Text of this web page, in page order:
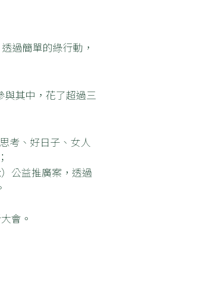
過簡單的綠行動，
與其中，花了超過三
考、好日子、女人
公益推廣案，透過
會。